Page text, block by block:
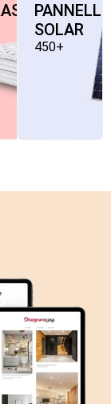
PANNELLI-
SOLAR
450+